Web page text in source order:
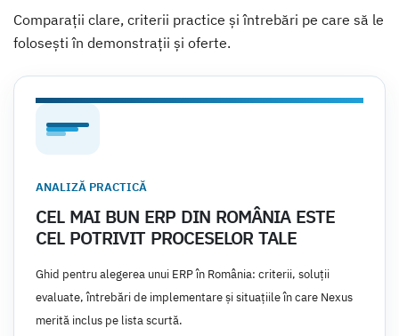
Comparații clare, criterii practice și întrebări pe care să le
folosești în demonstrații și oferte.
ANALIZĂ PRACTICĂ
CEL MAI BUN ERP DIN ROMÂNIA ESTE
CEL POTRIVIT PROCESELOR TALE
Ghid pentru alegerea unui ERP în România: criterii, soluții
evaluate, întrebări de implementare și situațiile în care Nexus
merită inclus pe lista scurtă.